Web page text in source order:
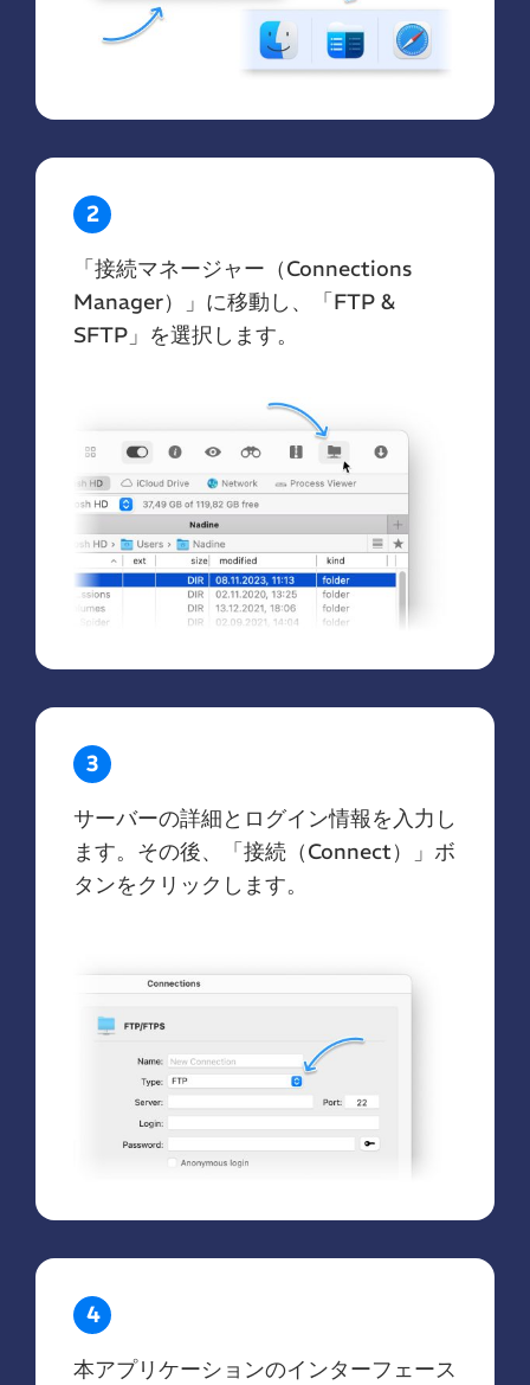
2
「接続マネージャー（Connections
Manager）」に移動し、「FTP &
SFTP」を選択します。
3
サーバーの詳細とログイン情報を入力し
ます。その後、「接続（Connect）」ボ
タンをクリックします。
4
本アプリケーションのインターフェース